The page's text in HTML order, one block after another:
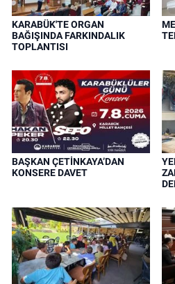
KARABÜK'TE ORGAN
BAĞIŞINDA FARKINDALIK
TOPLANTISI
BAŞKAN ÇETİNKAYA’DAN
KONSERE DAVET